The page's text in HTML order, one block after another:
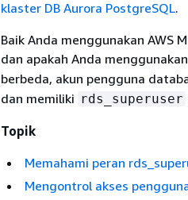
klaster DB Aurora PostgreSQL.
Baik Anda menggunakan AWS
dan apakah Anda menggunakan
berbeda, akun pengguna
dan memiliki rds_superuser
Topik
Memahami peran
Mengontrol akses